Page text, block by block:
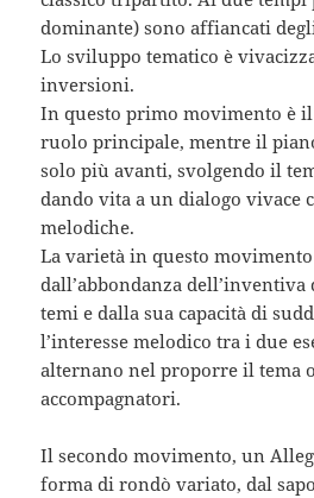
dominante) sono affiancati
Lo sviluppo tematico è
inversioni.
In questo primo movimento è
ruolo principale, mentre il
solo più avanti, svolgendo il
dando vita a un dialogo vivace
melodiche.
La varietà in questo
dall’abbondanza
temi e dalla sua capacità di
l’interesse melodico tra i due
alternano nel proporre il tema
accompagnatori.
Il secondo movimento, un
forma di rondò variato, dal